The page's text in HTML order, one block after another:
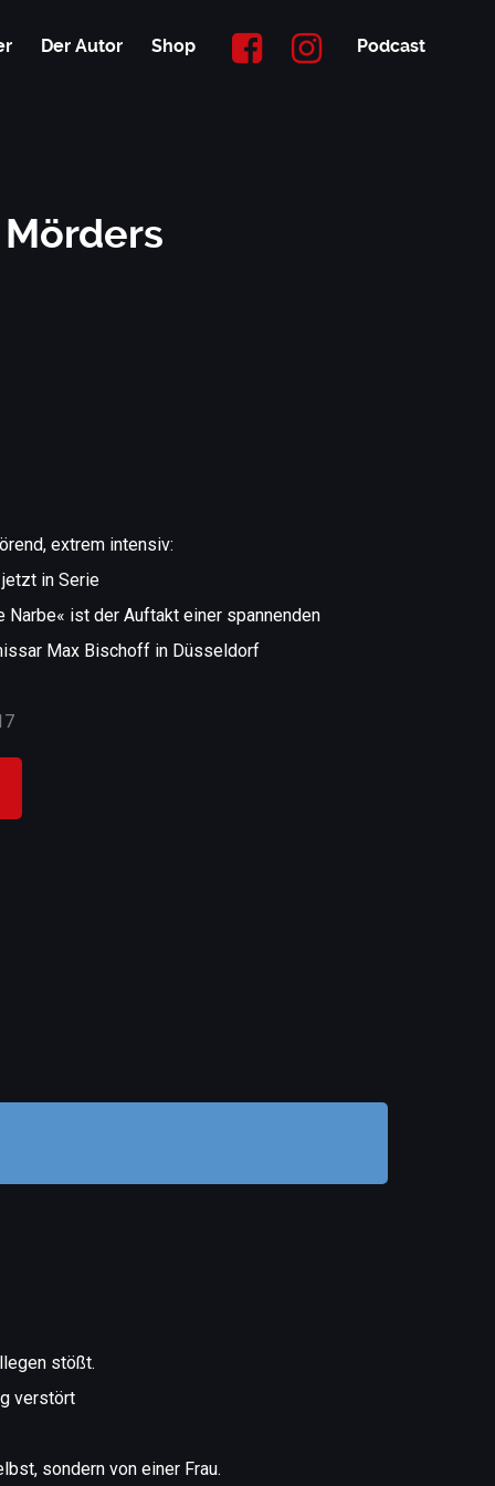
Der Autor Shop Podcast
extrem intensiv:
in Serie
ist der Auftakt einer spannenden
Max Bischoff in Düsseldorf
stößt.
verstört
sondern von einer Frau.